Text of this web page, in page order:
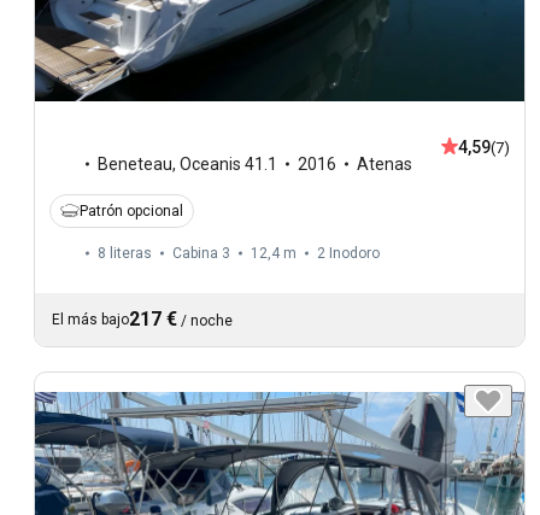
Beneteau, Oceanis 41.1 2016 Atenas
4,59(7)
Patrón opcional
8 literas Cabina 3 12,4 m 2 Inodoro
El más bajo217 € / noche